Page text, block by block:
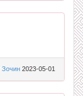
Зочин 2023-05-01